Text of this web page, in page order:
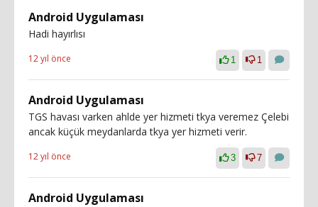
Android Uygulaması
Hadi hayırlısı
12 yıl önce 1 1
Android Uygulaması
TGS havası varken ahlde yer hizmeti tkya veremez Çelebi
ancak küçük meydanlarda tkya yer hizmeti verir.
12 yıl önce 3 7
Android Uygulaması